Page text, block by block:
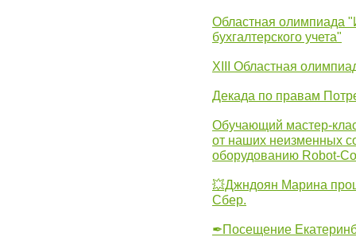
Областная олимпиада
бухгалтерского учета"
XIII Областная
Декада по правам
Обучающий мастер-
от наших неизменных
оборудованию Robot-
💥Джндоян Марина
Сбер.
✒Посещение